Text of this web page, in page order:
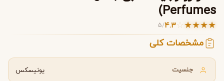
Perfumes)
★
★
★
★
☆
4.3
/
5
مشخصات کلی
جنسیت یونیسکس